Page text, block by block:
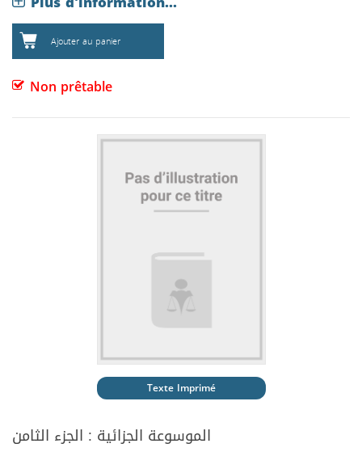
Ajouter au panier
Non prêtable
Texte Imprimé
الموسوعة الجزائية : الجزء الثامن